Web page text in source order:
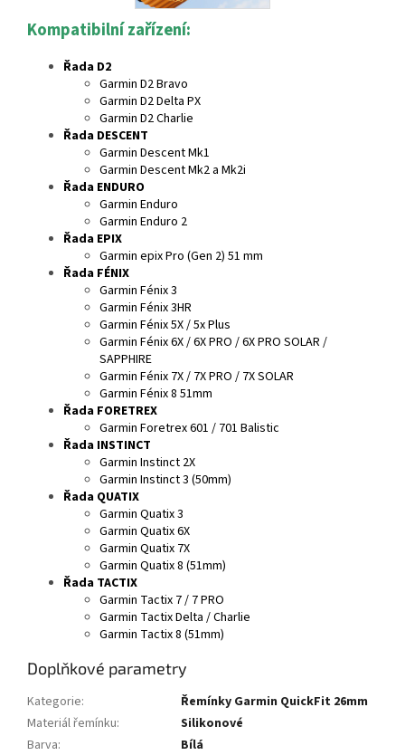
Kompatibilní zařízení:
Řada D2
Garmin D2 Bravo
Garmin D2 Delta PX
Garmin D2 Charlie
Řada DESCENT
Garmin Descent Mk1
Garmin Descent Mk2 a Mk2i
Řada ENDURO
Garmin Enduro
Garmin Enduro 2
Řada EPIX
Garmin epix Pro (Gen 2) 51 mm
Řada FÉNIX
Garmin Fénix 3
Garmin Fénix 3HR
Garmin Fénix 5X / 5x Plus
Garmin Fénix 6X / 6X PRO / 6X PRO SOLAR /
SAPPHIRE
Garmin Fénix 7X / 7X PRO / 7X SOLAR
Garmin Fénix 8 51mm
Řada FORETREX
Garmin Foretrex 601 / 701 Balistic
Řada INSTINCT
Garmin Instinct 2X
Garmin Instinct 3 (50mm)
Řada QUATIX
Garmin Quatix 3
Garmin Quatix 6X
Garmin Quatix 7X
Garmin Quatix 8 (51mm)
Řada TACTIX
Garmin Tactix 7 / 7 PRO
Garmin Tactix Delta / Charlie
Garmin Tactix 8 (51mm)
Doplňkové parametry
Kategorie:
Řemínky Garmin QuickFit 26mm
Materiál řemínku:
Silikonové
Barva:
Bílá